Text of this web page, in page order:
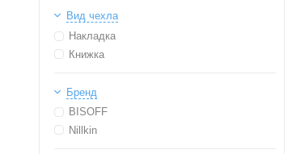
Вид чехла
Накладка
Книжка
Бренд
BISOFF
Nillkin